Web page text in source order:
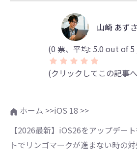
山崎 あずさ
(0 票、平均: 5.0 out of 5
(クリックしてこの記事
ホーム >>iOS 18 >>
【2026最新】iOS26をアップデー
トでリンゴマークが進まない時の